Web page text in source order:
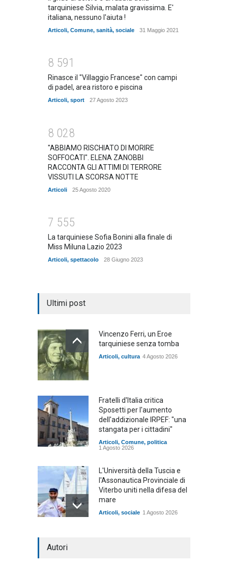
tarquiniese Silvia, malata gravissima. E'
italiana, nessuno l'aiuta !
Articoli, Comune, sanità, sociale 31 Maggio 2021
8 591
Rinasce il "Villaggio Francese" con campi
di padel, area ristoro e piscina
Articoli, sport 27 Agosto 2023
8 028
"ABBIAMO RISCHIATO DI MORIRE
SOFFOCATI". ELENA ZANOBBI
RACCONTA GLI ATTIMI DI TERRORE
VISSUTI LA SCORSA NOTTE
Articoli 25 Agosto 2020
7 555
La tarquiniese Sofia Bonini alla finale di
Miss Miluna Lazio 2023
Articoli, spettacolo 28 Giugno 2023
Ultimi post
Vincenzo Ferri, un Eroe
tarquiniese senza tomba
Articoli, cultura 4 Agosto 2026
Fratelli d'Italia critica
Sposetti per l'aumento
dell'addizionale IRPEF: "una
stangata per i cittadini"
Articoli, Comune, politica
1 Agosto 2026
L'Università della Tuscia e
l'Assonautica Provinciale di
Viterbo uniti nella difesa del
mare
Articoli, sociale 1 Agosto 2026
Autori